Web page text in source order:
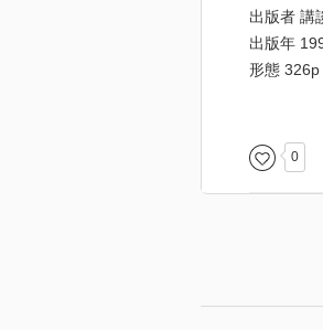
出版者 講
出版年
形態
入手条件
全国書誌
NDLC
0